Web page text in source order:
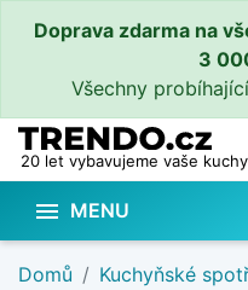
Doprava zdarma na
3
Všechny
20 let vybavujeme vaše
 MENU
Domů Kuchyňské